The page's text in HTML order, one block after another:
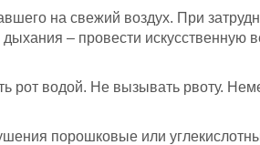
на свежий воздух. При
– провести искусственную
рот водой. Не вызывать рвоту.
порошковые или